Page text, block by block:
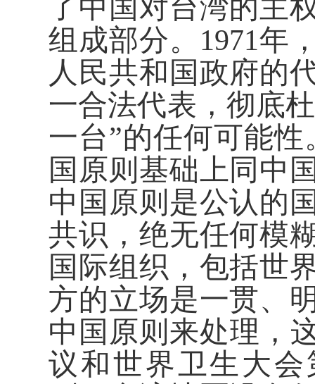
了中国对台湾的主
组成部分。1971年
人民共和国政府的
一合法代表，彻底
一台”的任何可能
国原则基础上同中
中国原则是公认的
共识，绝无任何模
国际组织，包括世
方的立场是一贯、
中国原则来处理，
议和世界卫生大会